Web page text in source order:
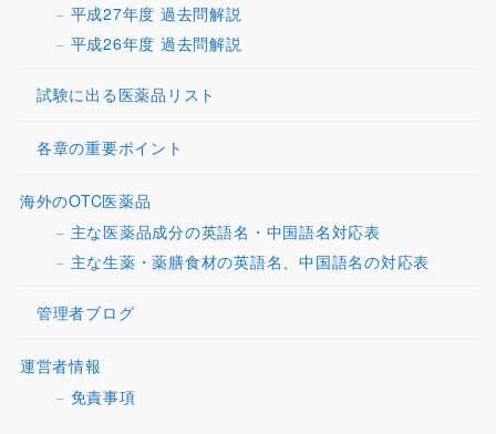
平成27年度 過去問解説
平成26年度 過去問解説
試験に出る医薬品リスト
各章の重要ポイント
海外のOTC医薬品
主な医薬品成分の英語名・中国語名対応表
主な生薬・薬膳食材の英語名、中国語名の対応表
管理者ブログ
運営者情報
免責事項